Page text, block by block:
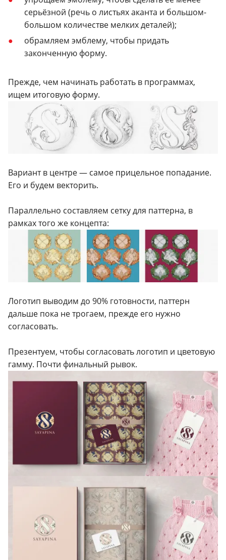
серьёзной (речь о листьях аканта и большом-
большом количестве мелких деталей);
обрамляем эмблему, чтобы придать
законченную форму.
Прежде, чем начинать работать в программах,
ищем итоговую форму.
Вариант в центре — самое прицельное попадание.
Его и будем векторить.
Параллельно составляем сетку для паттерна, в
рамках того же концепта:
Логотип выводим до 90% готовности, паттерн
дальше пока не трогаем, прежде его нужно
согласовать.
Презентуем, чтобы согласовать логотип и цветовую
гамму. Почти финальный рывок.